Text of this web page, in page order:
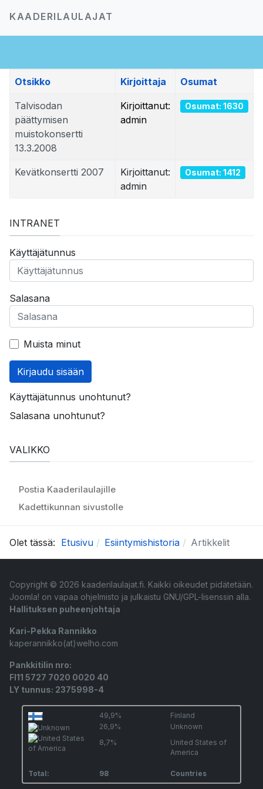
KAADERILAULAJAT
Otsikko Kirjoittaja Osumat
Talvisodan
päättymisen
muistokonsertti
13.3.2008
Kirjoittanut:
admin
Osumat: 1630
Kevätkonsertti 2007
Kirjoittanut:
admin
Osumat: 1412
INTRANET
Käyttäjätunnus
Salasana
Muista minut
Kirjaudu sisään
Käyttäjätunnus unohtunut?
Salasana unohtunut?
VALIKKO
Postia Kaaderilaulajille
Kadettikunnan sivustolle
Olet tässä: Etusivu Esiintymishistoria Artikkelit
Copyright © 2026 kaaderilaulajat.fi. Kaikki oikeudet pidätetään.
Joomla! on vapaa ohjelmisto ja julkaistu GNU/GPL-lisenssin alla.
Hallituksen puheenjohtaja
Kari-Pekka Rannikko
kaperannikko(at)welho.com
Pankkitilin nro:
FI11 5727 7020 0020 40
LY tunnus: 2375998-4
49,9%
Finland
26,9%
Unknown
8,7%
United States of
America
Total: 98 Countries